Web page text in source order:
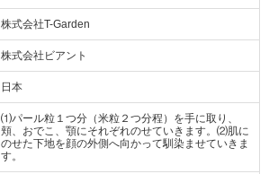
株式会社T-Garden
株式会社ビアント
日本
⑴パール粒１つ分（米粒２つ分程）を手に取り、
頬、おでこ、顎にそれぞれのせていきます。⑵肌に
のせた下地を顔の外側へ向かって馴染ませていきま
す。